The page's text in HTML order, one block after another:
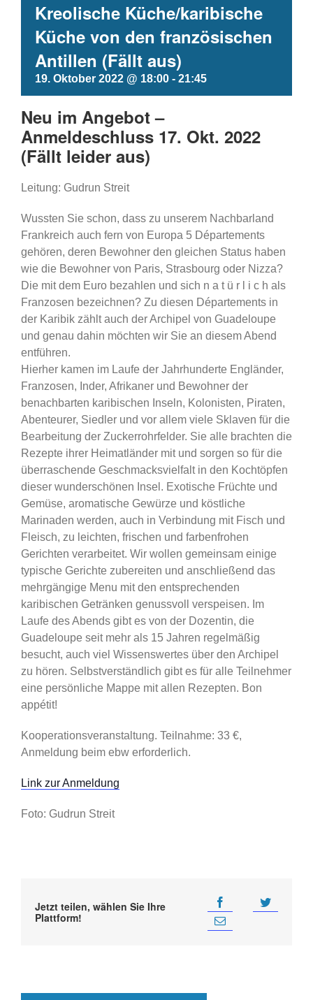
Kreolische Küche/karibische
Küche von den französischen
Antillen (Fällt aus)
19. Oktober 2022 @ 18:00 - 21:45
Neu im Angebot –
Anmeldeschluss 17. Okt. 2022
(Fällt leider aus)
Leitung: Gudrun Streit
Wussten Sie schon, dass zu unserem Nachbarland
Frankreich auch fern von Europa 5 Départements
gehören, deren Bewohner den gleichen Status haben
wie die Bewohner von Paris, Strasbourg oder Nizza?
Die mit dem Euro bezahlen und sich n a t ü r l i c h als
Franzosen bezeichnen? Zu diesen Départements in
der Karibik zählt auch der Archipel von Guadeloupe
und genau dahin möchten wir Sie an diesem Abend
entführen.
Hierher kamen im Laufe der Jahrhunderte Engländer,
Franzosen, Inder, Afrikaner und Bewohner der
benachbarten karibischen Inseln, Kolonisten, Piraten,
Abenteurer, Siedler und vor allem viele Sklaven für die
Bearbeitung der Zuckerrohrfelder. Sie alle brachten die
Rezepte ihrer Heimatländer mit und sorgen so für die
überraschende Geschmacksvielfalt in den Kochtöpfen
dieser wunderschönen Insel. Exotische Früchte und
Gemüse, aromatische Gewürze und köstliche
Marinaden werden, auch in Verbindung mit Fisch und
Fleisch, zu leichten, frischen und farbenfrohen
Gerichten verarbeitet. Wir wollen gemeinsam einige
typische Gerichte zubereiten und anschließend das
mehrgängige Menu mit den entsprechenden
karibischen Getränken genussvoll verspeisen. Im
Laufe des Abends gibt es von der Dozentin, die
Guadeloupe seit mehr als 15 Jahren regelmäßig
besucht, auch viel Wissenswertes über den Archipel
zu hören. Selbstverständlich gibt es für alle Teilnehmer
eine persönliche Mappe mit allen Rezepten. Bon
appétit!
Kooperationsveranstaltung. Teilnahme: 33 €,
Anmeldung beim ebw erforderlich.
Link zur Anmeldung
Foto: Gudrun Streit
Jetzt teilen, wählen Sie Ihre
Plattform!